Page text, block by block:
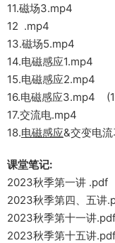
11.磁场3.mp4
12 .mp4
13.磁场5.mp4
14.电磁感应1.mp4
15.电磁感应2.mp4
16.电磁感应3.mp4
17.交流电.mp4
18.电磁感应&交变电
课堂笔记:
2023秋季第一讲 .pdf
2023秋季第四、五讲
2023秋季第十一讲.pdf
2023秋季第十五讲.pdf